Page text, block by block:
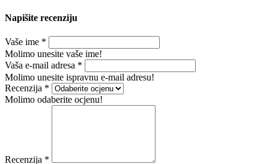
Napišite recenziju
Vaše ime *
Molimo unesite vaše ime!
Vaša e-mail adresa *
Molimo unesite ispravnu e-mail adresu!
Recenzija *
Molimo odaberite ocjenu!
Recenzija *